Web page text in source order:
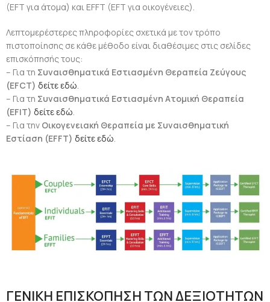
(EFT για άτομα) και EFFT (EFT για οικογένειες).
Λεπτομερέστερες πληροφορίες σχετικά με τον τρόπο
πιστοποίησης σε κάθε μέθοδο είναι διαθέσιμες στις σελίδες
επισκόπησής τους:
– Για τη Συναισθηματικά Εστιασμένη Θεραπεία Ζεύγους
(EFCT) δείτε εδώ.
– Για τη Συναισθηματικά Eστιασμένη Aτομική Θεραπεία
(EFIT) δείτε εδώ.
– Για την Οικογενειακή Θεραπεία με Συναισθηματική
Εστίαση (EFFT) δείτε εδώ.
ΓΕΝΙΚΗ ΕΠΙΣΚΟΠΗΣΗ ΤΩΝ ΔΕΞΙΟΤΗΤΩΝ